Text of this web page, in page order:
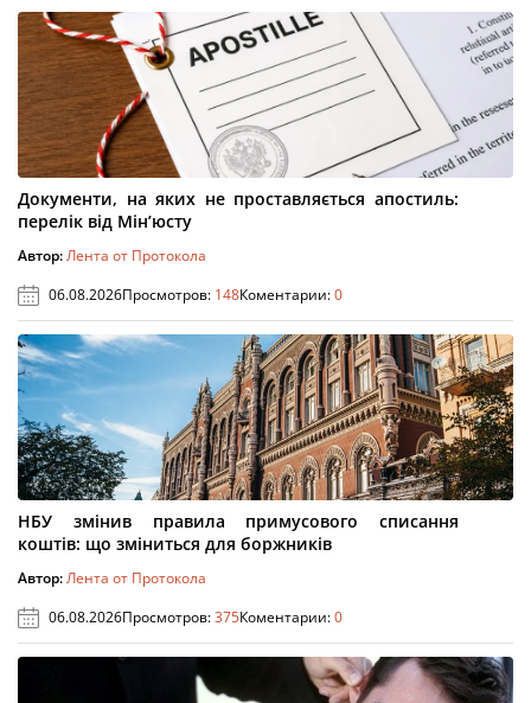
Документи, на яких не проставляється апостиль:
перелік від Мін’юсту
Автор:Лента от Протокола
06.08.2026Просмотров: 148Коментарии:0
НБУ змінив правила примусового списання
коштів: що зміниться для боржників
Автор:Лента от Протокола
06.08.2026Просмотров:375Коментарии:0